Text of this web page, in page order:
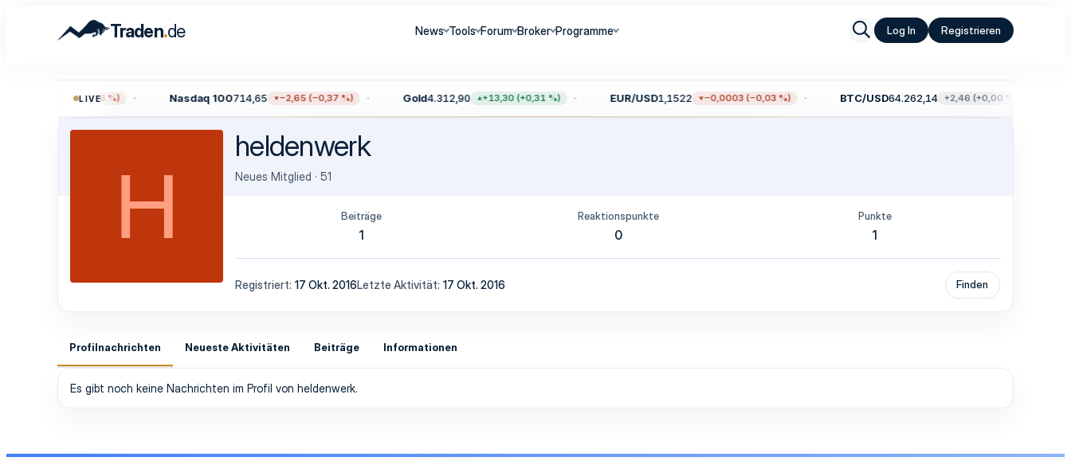
Traden.de News Tools Forum Broker Programme Log In Registrieren
LIVE
−12,17 (−0,16 %) Nasdaq 100714,65 −2,65 (−0,37 %) Gold4.312,90 +13,30 (+0,31 %) EUR/USD1,1522 −0,0003 (−0,03 %) BTC/USD64.262,14 +2,46 (+0,00 %)
H
heldenwerk
Neues Mitglied · 51
Beiträge
1
Reaktionspunkte
0
Punkte
1
Registriert 17 Okt. 2016Letzte Aktivität 17 Okt. 2016 Finden
Profilnachrichten Neueste Aktivitäten Beiträge Informationen
Es gibt noch keine Nachrichten im Profil von heldenwerk.